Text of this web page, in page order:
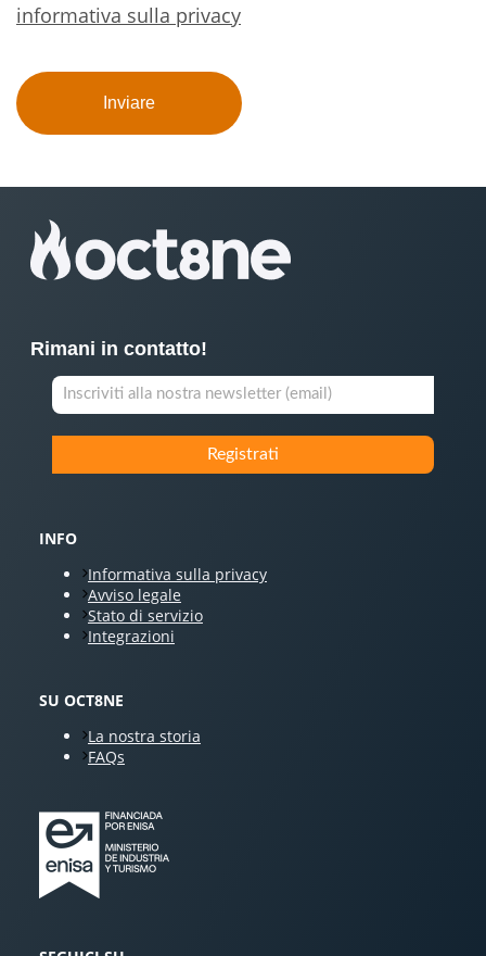
informativa sulla privacy
Rimani in contatto!
INFO
Informativa sulla privacy
Avviso legale
Stato di servizio
Integrazioni
SU OCT8NE
La nostra storia
FAQs